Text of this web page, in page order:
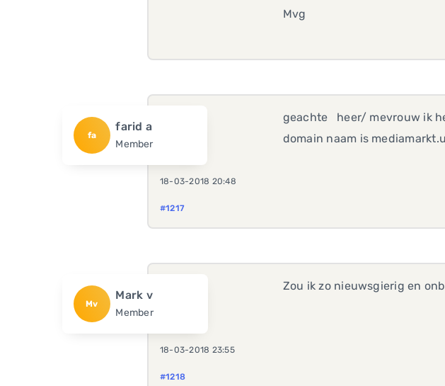
Mvg
fa
farid a
Member
18-03-2018 20:48
#1217
geachte heer/ mevrouw ik
domain naam is
Mv
Mark v
Member
18-03-2018 23:55
#1218
Zou ik zo nieuwsgierig en